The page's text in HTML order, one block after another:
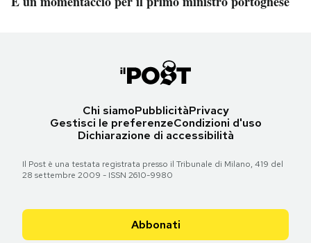
Chi siamoPubblicitàPrivacy
Gestisci le preferenzeCondizioni d'uso
Dichiarazione di accessibilità
Il Post è una testata registrata presso il Tribunale di Milano, 419 del
28 settembre 2009 - ISSN 2610-9980
Abbonati